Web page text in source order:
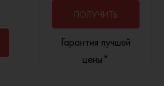
ПОЛУЧИТЬ
КОНСУЛЬТАЦИЮ
Гарантия лучшей
цены*